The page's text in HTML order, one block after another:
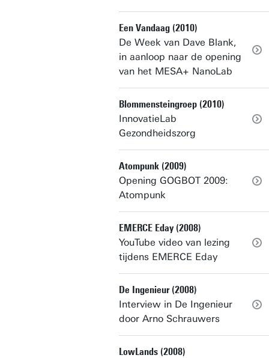
Een Vandaag (2010)
De Week van Dave Blank,
in aanloop naar de opening
van het MESA+ NanoLab
Blommensteingroep (2010)
InnovatieLab
Gezondheidszorg
Atompunk (2009)
Opening GOGBOT 2009:
Atompunk
EMERCE Eday (2008)
YouTube video van lezing
tijdens EMERCE Eday
De Ingenieur (2008)
Interview in De Ingenieur
door Arno Schrauwers
LowLands (2008)